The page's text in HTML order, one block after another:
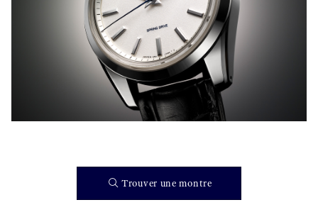
Trouver une montre